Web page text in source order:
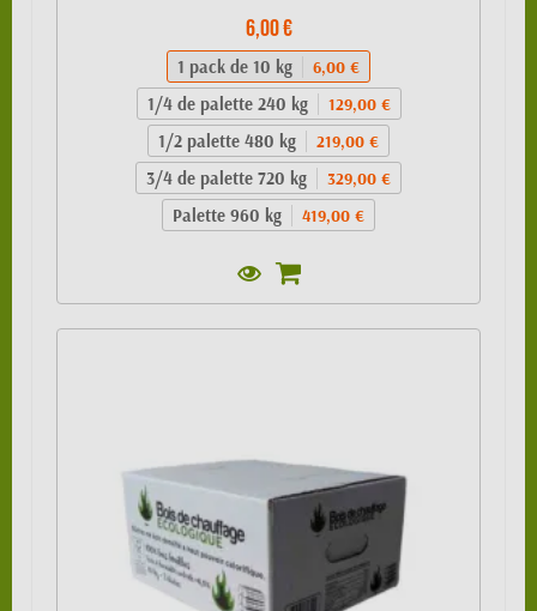
6,00 €
1 pack de 10 kg 6,00 €
1/4 de palette 240 kg 129,00 €
1/2 palette 480 kg 219,00 €
3/4 de palette 720 kg 329,00 €
Palette 960 kg 419,00 €